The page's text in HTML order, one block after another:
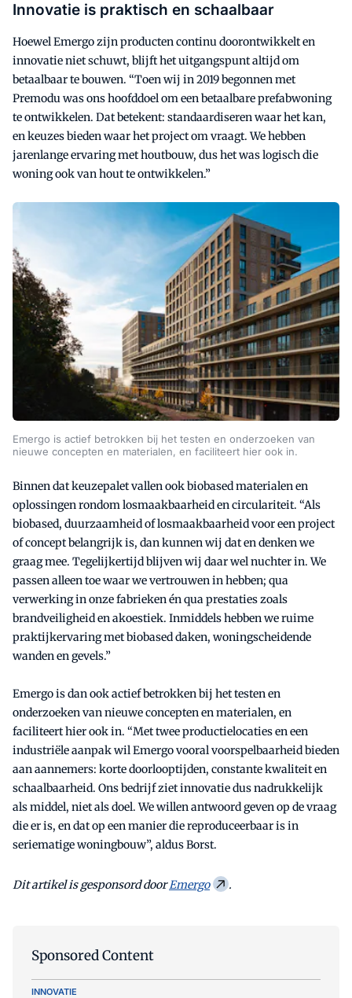
Innovatie is praktisch en schaalbaar
Hoewel Emergo zijn producten continu doorontwikkelt en
innovatie niet schuwt, blijft het uitgangspunt altijd om
betaalbaar te bouwen. “Toen wij in 2019 begonnen met
Premodu was ons hoofddoel om een betaalbare prefabwoning
te ontwikkelen. Dat betekent: standaardiseren waar het kan,
en keuzes bieden waar het project om vraagt. We hebben
jarenlange ervaring met houtbouw, dus het was logisch die
woning ook van hout te ontwikkelen.”
Emergo is actief betrokken bij het testen en onderzoeken van
nieuwe concepten en materialen, en faciliteert hier ook in.
Binnen dat keuzepalet vallen ook biobased materialen en
oplossingen rondom losmaakbaarheid en circulariteit. “Als
biobased, duurzaamheid of losmaakbaarheid voor een project
of concept belangrijk is, dan kunnen wij dat en denken we
graag mee. Tegelijkertijd blijven wij daar wel nuchter in. We
passen alleen toe waar we vertrouwen in hebben; qua
verwerking in onze fabrieken én qua prestaties zoals
brandveiligheid en akoestiek. Inmiddels hebben we ruime
praktijkervaring met biobased daken, woningscheidende
wanden en gevels.”
Emergo is dan ook actief betrokken bij het testen en
onderzoeken van nieuwe concepten en materialen, en
faciliteert hier ook in. “Met twee productielocaties en een
industriële aanpak wil Emergo vooral voorspelbaarheid bieden
aan aannemers: korte doorlooptijden, constante kwaliteit en
schaalbaarheid. Ons bedrijf ziet innovatie dus nadrukkelijk
als middel, niet als doel. We willen antwoord geven op de vraag
die er is, en dat op een manier die reproduceerbaar is in
seriematige woningbouw”, aldus Borst.
Dit artikel is gesponsord doorEmergo .
Sponsored Content
INNOVATIE